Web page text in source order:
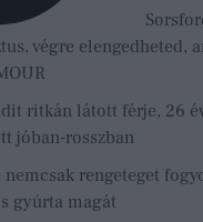
végre elengedheted,
ritkán látott férje, 26
jóban-rosszban
nemcsak rengeteget
gyúrta magát